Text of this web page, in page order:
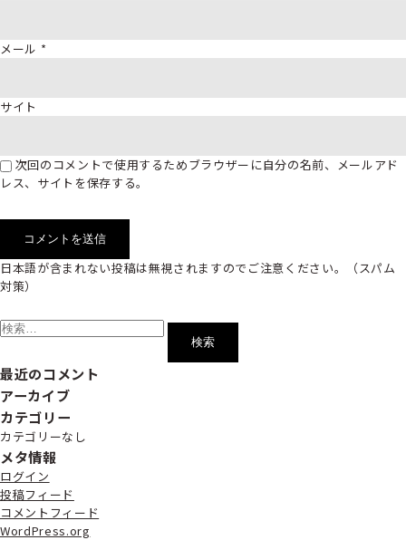
メール *
サイト
次回のコメントで使用するためブラウザーに自分の名前、メールアド
レス、サイトを保存する。
日本語が含まれない投稿は無視されますのでご注意ください。（スパム
対策）
索:
最近のコメント
アーカイブ
カテゴリー
カテゴリーなし
メタ情報
ログイン
投稿フィード
コメントフィード
WordPress.org